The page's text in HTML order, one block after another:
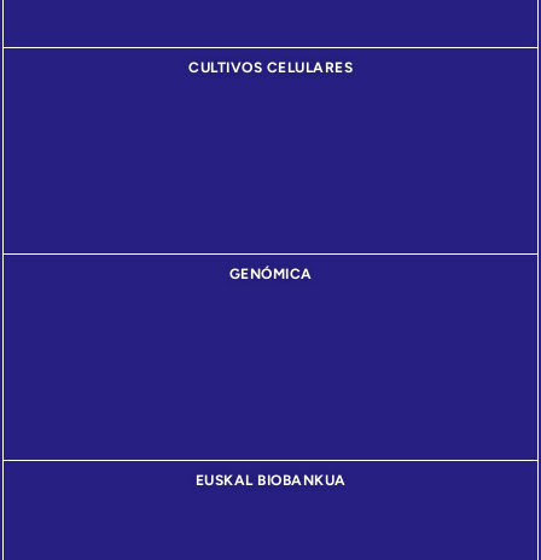
CULTIVOS CELULARES
GENÓMICA
EUSKAL BIOBANKUA